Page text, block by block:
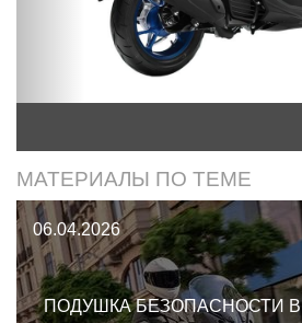
МАТЕРИАЛЫ ПО ТЕМЕ
06.04.2026
ПОДУШКА БЕЗОПАСНОСТИ В